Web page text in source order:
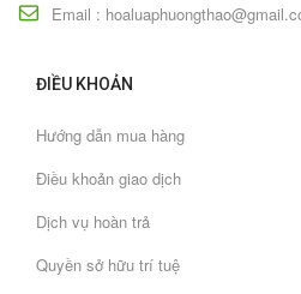
Email :
ĐIỀU KHOẢN
Hướng dẫn mua hàng
Điều khoản giao dịch
Dịch vụ hoàn trả
Quyền sở hữu trí tuệ